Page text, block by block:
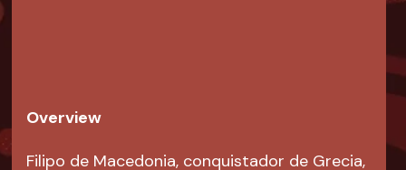
Overview
Filipo de Macedonia, conquistador de Grecia,